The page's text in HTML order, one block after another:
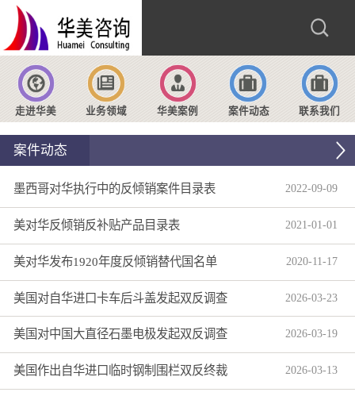
走进华美 业务领域 华美案例 案件动态 联系我们
案件动态
墨西哥对华执行中的反倾销案件目录表 2022-09-09
美对华反倾销反补贴产品目录表 2021 -01 -01
美对华发布1920年度反倾销替代国名单 2020-11 -17
美国对自华进口卡车后斗盖发起双反调查 2026-03-23
美国对中国大直径石墨电极发起双反调查 2026-03-19
美国作出自华进口临时钢制围栏双反终裁 2026-03-13